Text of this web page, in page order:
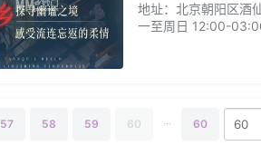
地址：北京朝阳区酒
一至周日 12:00-
57 58 59 60 60